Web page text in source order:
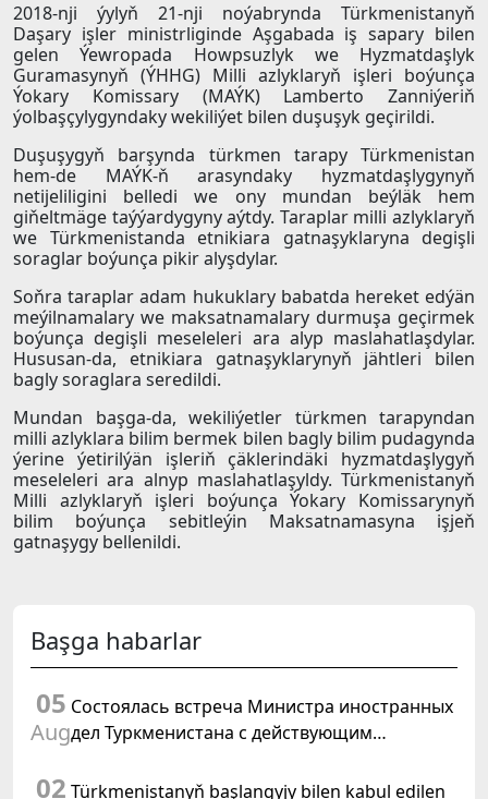
2018-nji ýylyň 21-nji noýabrynda Türkmenistanyň
Daşary işler ministrliginde Aşgabada iş sapary bilen
gelen Ýewropada Howpsuzlyk we Hyzmatdaşlyk
Guramasynyň (ÝHHG) Milli azlyklaryň işleri boýunça
Ýokary Komissary (MAÝK) Lamberto Zanniýeriň
ýolbaşçylygyndaky wekiliýet bilen duşuşyk geçirildi.
Duşuşygyň barşynda türkmen tarapy Türkmenistan
hem-de MAÝK-ň arasyndaky hyzmatdaşlygynyň
netijeliligini belledi we ony mundan beýläk hem
giňeltmäge taýýardygyny aýtdy. Taraplar milli azlyklaryň
we Türkmenistanda etnikiara gatnaşyklaryna degişli
soraglar boýunça pikir alyşdylar.
Soňra taraplar adam hukuklary babatda hereket edýän
meýilnamalary we maksatnamalary durmuşa geçirmek
boýunça degişli meseleleri ara alyp maslahatlaşdylar.
Hususan-da, etnikiara gatnaşyklarynyň jähtleri bilen
bagly soraglara seredildi.
Mundan başga-da, wekiliýetler türkmen tarapyndan
milli azlyklara bilim bermek bilen bagly bilim pudagynda
ýerine ýetirilýän işleriň çäklerindäki hyzmatdaşlygyň
meseleleri ara alnyp maslahatlaşyldy. Türkmenistanyň
Milli azlyklaryň işleri boýunça Ýokary Komissarynyň
bilim boýunça sebitleýin Maksatnamasyna işjeň
gatnaşygy bellenildi.
Başga habarlar
05
Aug
Состоялась встреча Министра иностранных
дел Туркменистана с действующим
02 Türkmenistanyň başlangyjy bilen kabul edilen